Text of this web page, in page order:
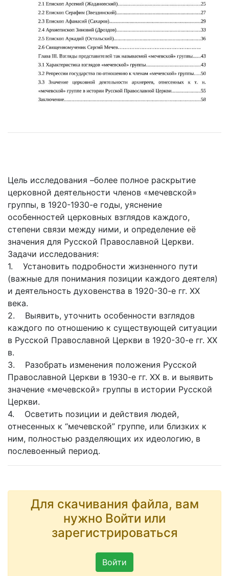
Цель исследования –более полное раскрытие
церковной деятельности членов «мечевской»
группы, в 1920-1930-е годы, уяснение
особенностей церковных взглядов каждого,
степени связи между ними, и определение её
значения для Русской Православной Церкви.
Задачи исследования:
1. Установить подробности жизненного пути
(важные для понимания позиции каждого деятеля)
и деятельность духовенства в 1920-30-е гг. XX
века.
2. Выявить, уточнить особенности взглядов
каждого по отношению к существующей ситуации
в Русской Православной Церкви в 1920-30-е гг. XX
в.
3. Разобрать изменения положения Русской
Православной Церкви в 1930-е гг. XX в. и выявить
значение «мечевской» группы в истории Русской
Церкви.
4. Осветить позиции и действия людей,
отнесенных к “мечевской” группе, или близких к
ним, полностью разделяющих их идеологию, в
послевоенный период.
Для скачивания файла, вам
нужно Войти или
зарегистрироваться
Войти